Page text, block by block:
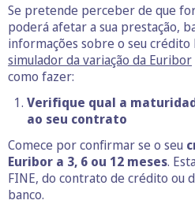
Se pretende perceber de que
poderá afetar a sua prestação,
informações sobre o seu
simulador da variação da Euribor
como fazer:
Verifique qual a
ao seu contrato
Comece por confirmar se o seu
Euribor a 3, 6 ou 12 meses.
FINE, do contrato de crédito ou
banco.